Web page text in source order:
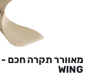
WING